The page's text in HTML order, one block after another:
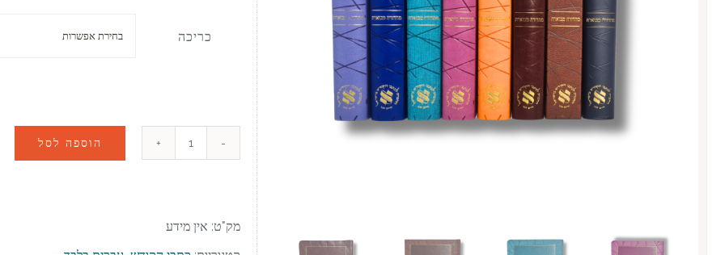
כריכה
מבואר
הוספה לסל
מק"ט: אין מידע